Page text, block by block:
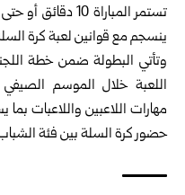
ينسجم مع قوانين ‏لعبة كرة السلة (3×3)
وتأتي البطولة ضمن خطة
اللعبة خلال ‏الموسم
مهارات اللاعبين واللاعبات
حضور كرة السلة بين فئة